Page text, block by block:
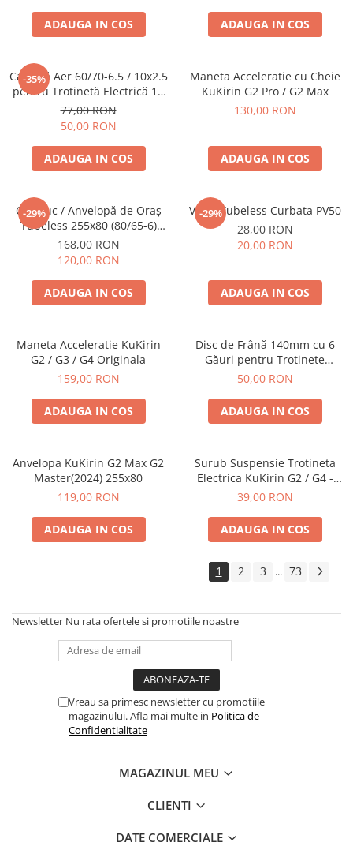
ADAUGA IN COS ADAUGA IN COS
-35%
Cameră Aer 60/70-6.5 / 10x2.5
pentru Trotinetă Electrică 10
Inch – Valvă Dreaptă
77,00 RON
50,00 RON
ADAUGA IN COS
Maneta Acceleratie cu Cheie
KuKirin G2 Pro / G2 Max
130,00 RON
ADAUGA IN COS
-29%
Cauciuc / Anvelopă de Oraș
Tubeless 255x80 (80/65-6)
pentru KuKirin G2 Max și
KuKirin G2 Master (2024) –
Profil Urban Trotinetă
Electrică
168,00 RON
120,00 RON
ADAUGA IN COS
-29%
Valva Tubeless Curbata PV50
28,00 RON
20,00 RON
ADAUGA IN COS
Maneta Acceleratie KuKirin
G2 / G3 / G4 Originala
159,00 RON
ADAUGA IN COS
Disc de Frână 140mm cu 6
Găuri pentru Trotinete
Electrice KuKirin G2 (2024) /
G4 (2024)
50,00 RON
ADAUGA IN COS
Anvelopa KuKirin G2 Max G2
Master(2024) 255x80
119,00 RON
ADAUGA IN COS
Surub Suspensie Trotineta
Electrica KuKirin G2 / G4 -
Otel Inalt Rezistent
39,00 RON
ADAUGA IN COS
1 2 3 ... 73
Newsletter Nu rata ofertele si promotiile noastre
Vreau sa primesc newsletter cu promotiile
magazinului. Afla mai multe in Politica de
Confidentialitate
MAGAZINUL MEU
CLIENTI
DATE COMERCIALE